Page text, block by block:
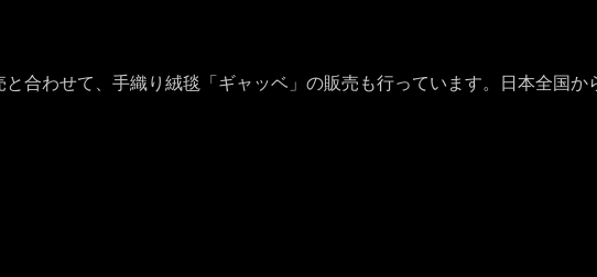
合わせて、手織り絨毯「ギャッベ」の販売も行っています。日本全国